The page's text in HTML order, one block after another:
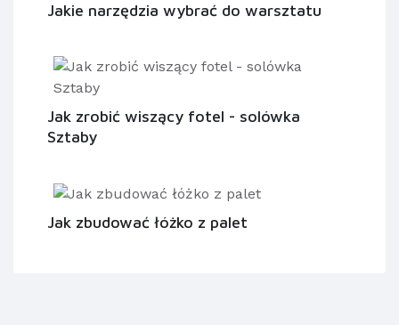
Jakie narzędzia wybrać do warsztatu
Jak zrobić wiszący fotel - solówka
Sztaby
Jak zbudować łóżko z palet